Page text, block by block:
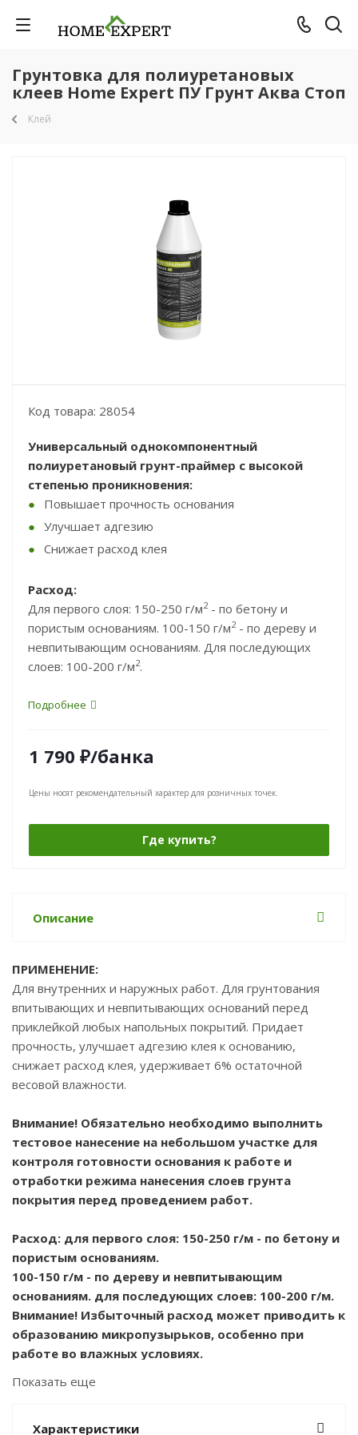
Грунтовка для полиуретановых
клеев Home Expert ПУ Грунт Аква Стоп
Клей
Код товара: 28054
Универсальный однокомпонентный
полиуретановый грунт-праймер с высокой
степенью проникновения:
Повышает прочность основания
Улучшает адгезию
Снижает расход клея
Расход:
Для первого слоя: 150-250 г/м2- по бетону и
пористым основаниям. 100-150 г/м2- по дереву и
невпитывающим основаниям. Для последующих
слоев: 100-200 г/м2.
Подробнее
1 790 ₽/банка
Цены носят рекомендательный характер для розничных точек.
Где купить?
Описание
ПРИМЕНЕНИЕ:
Для внутренних и наружных работ. Для грунтования
впитывающих и невпитывающих оснований перед
приклейкой любых напольных покрытий. Придает
прочность, улучшает адгезию клея к основанию,
снижает расход клея, удерживает 6% остаточной
весовой влажности.
Внимание! Обязательно необходимо выполнить
тестовое нанесение на небольшом участке для
контроля готовности основания к работе и
отработки режима нанесения слоев грунта
покрытия перед проведением работ.
Расход: для первого слоя: 150-250 г/м - по бетону и
пористым основаниям.
100-150 г/м - по дереву и невпитывающим
основаниям. для последующих слоев: 100-200 г/м.
Внимание! Избыточный расход может приводить к
образованию микропузырьков, особенно при
работе во влажных условиях.
МЕРЫ ПРЕДОСТОРОЖНОСТИ:
попадания в глаза и на кожу. При попадании в глаза
Показать еще
Характеристики